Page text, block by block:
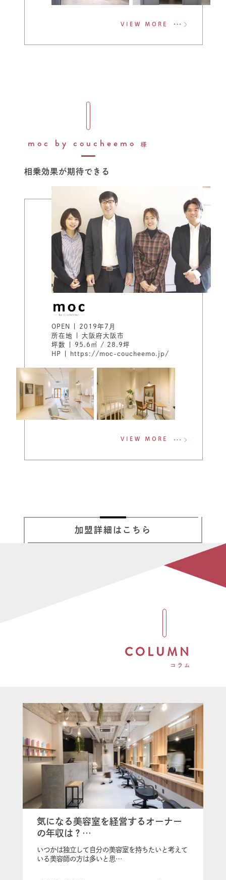
VIEW MORE
moc by coucheemo 様
相乗効果が期待できる
OPEN | 2019年7月
所在地 | 大阪府大阪市
坪数 | 95.6㎡ / 28.9坪
HP |
https://moc-coucheemo.jp/
VIEW MORE
加盟詳細はこちら
COLUMN
コラム
気になる美容室を経営するオーナー
の年収は？…
いつかは独立して自分の美容室を持ちたいと考えて
いる美容師の方は多いと思…